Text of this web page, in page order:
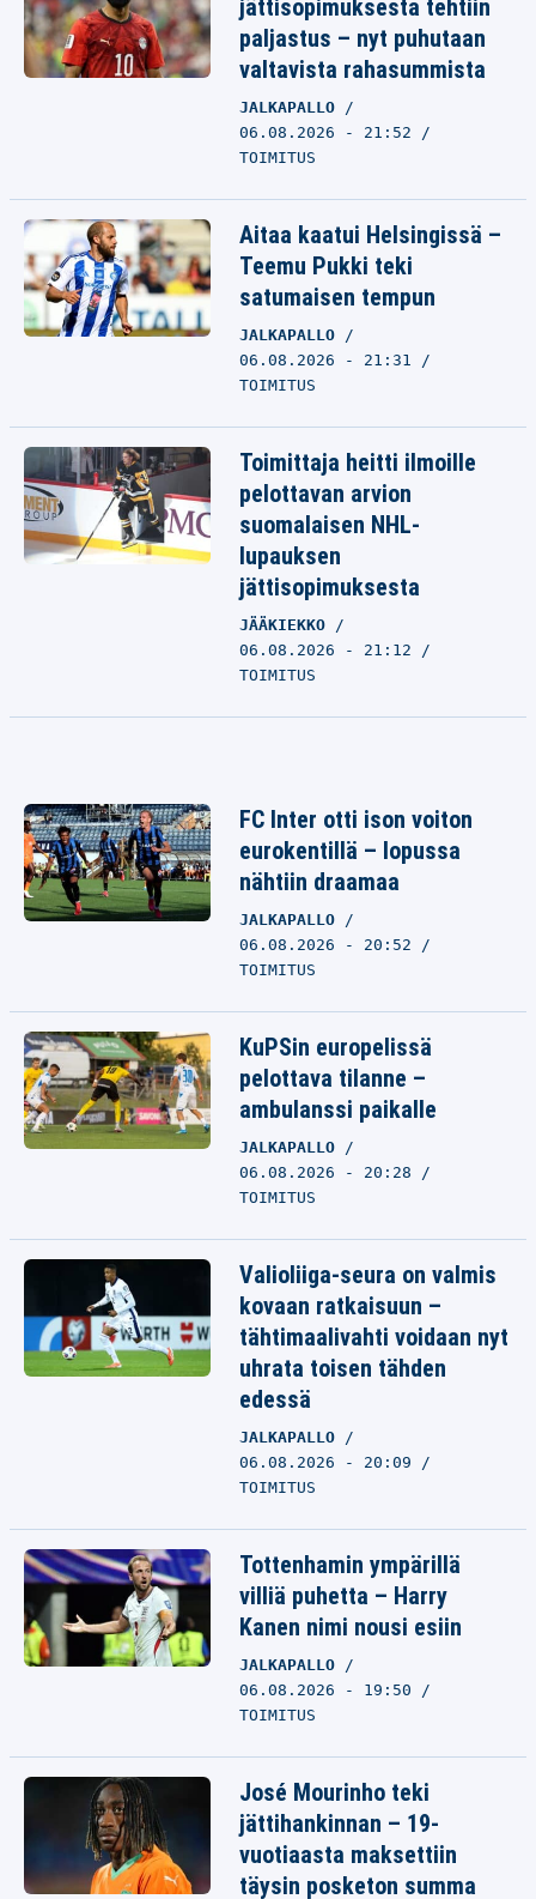
jättisopimuksesta tehtiin
paljastus – nyt puhutaan
valtavista rahasummista
JALKAPALLO
06.08.2026 - 21:52
TOIMITUS
Aitaa kaatui Helsingissä –
Teemu Pukki teki
satumaisen tempun
JALKAPALLO
06.08.2026 - 21:31
TOIMITUS
Toimittaja heitti ilmoille
pelottavan arvion
suomalaisen NHL-
lupauksen
jättisopimuksesta
JÄÄKIEKKO
06.08.2026 - 21:12
TOIMITUS
FC Inter otti ison voiton
eurokentillä – lopussa
nähtiin draamaa
JALKAPALLO
06.08.2026 - 20:52
TOIMITUS
KuPSin europelissä
pelottava tilanne –
ambulanssi paikalle
JALKAPALLO
06.08.2026 - 20:28
TOIMITUS
Valioliiga-seura on valmis
kovaan ratkaisuun –
tähtimaalivahti voidaan nyt
uhrata toisen tähden
edessä
JALKAPALLO
06.08.2026 - 20:09
TOIMITUS
Tottenhamin ympärillä
villiä puhetta – Harry
Kanen nimi nousi esiin
JALKAPALLO
06.08.2026 - 19:50
TOIMITUS
José Mourinho teki
jättihankinnan – 19-
vuotiaasta maksettiin
täysin posketon summa